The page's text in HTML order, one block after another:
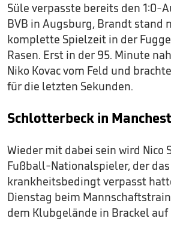
Süle verpasste bereits den 1:0-
BVB in Augsburg, Brandt stand
komplette Spielzeit in der
Rasen. Erst in der 95. Minute
Niko Kovac vom Feld und
für die letzten Sekunden.
Schlotterbeck in
Wieder mit dabei sein wird Nico
Fußball-Nationalspieler, der
krankheitsbedingt verpasst
Dienstag beim
dem Klubgelände in Brackel auf